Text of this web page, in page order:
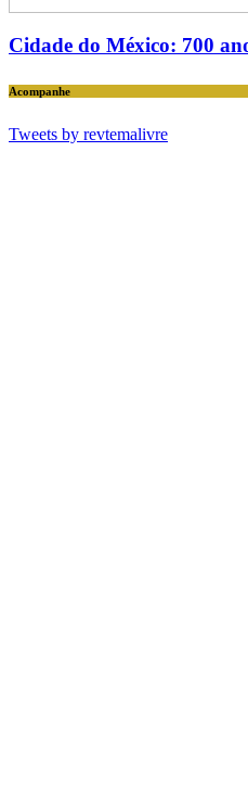
Cidade do México: 700
Acompanhe
Tweets by revtemalivre